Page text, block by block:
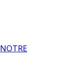
NOTRE